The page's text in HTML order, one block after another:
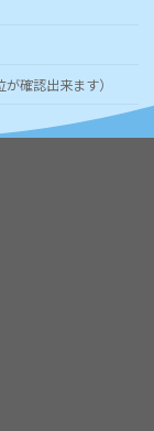
確認出来ます）